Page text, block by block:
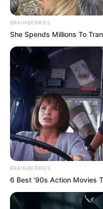
BRAINBERRIES
She Spends Millions To
BRAINBERRIES
6 Best '90s Action Movies